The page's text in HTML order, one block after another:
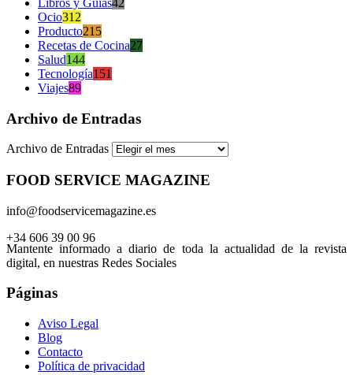
Ocio312
Producto215
Recetas de Cocina27
Salud144
Tecnología151
Viajes89
Archivo de Entradas
Archivo de Entradas
FOOD SERVICE MAGAZINE
info@foodservicemagazine.es
+34 606 39 00 96
Mantente informado a diario de toda la actualidad de la revista
digital, en nuestras Redes Sociales
Páginas
Aviso Legal
Blog
Contacto
Política de privacidad